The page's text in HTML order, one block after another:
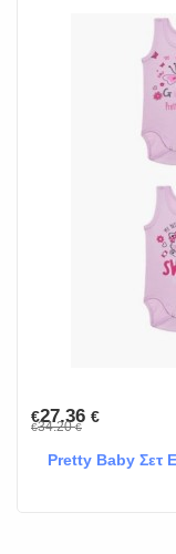
€27.36 €
€34.20€
Pretty Baby Σετ